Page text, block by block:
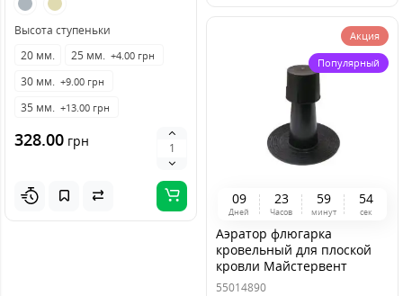
Высота ступеньки
20 мм.
25 мм. +4.00 грн
30 мм. +9.00 грн
35 мм. +13.00 грн
328.00 грн
Акция
Популярный
09
Дней
23
Часов
59
минут
54
сек
Аэратор флюгарка
кровельный для плоской
кровли Майстервент
110x80 мм
55014890